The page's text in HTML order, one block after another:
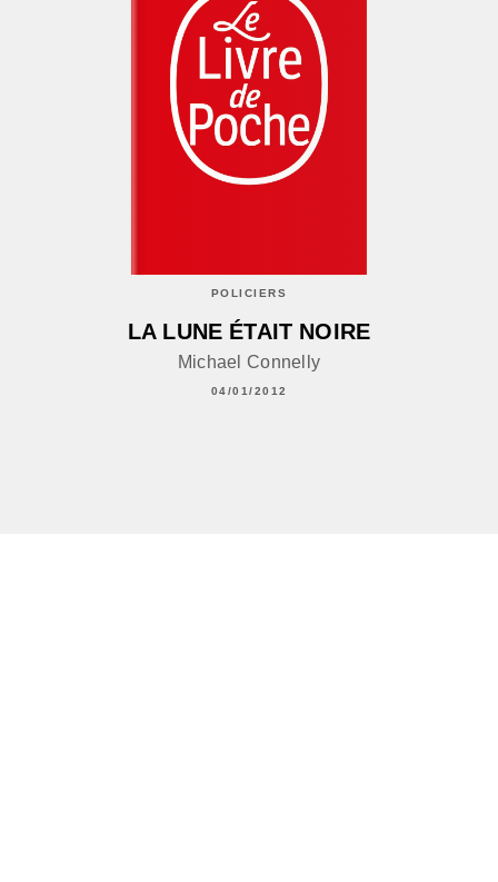
POLICIERS
LA LUNE ÉTAIT NOIRE
Michael Connelly
04/01/2012